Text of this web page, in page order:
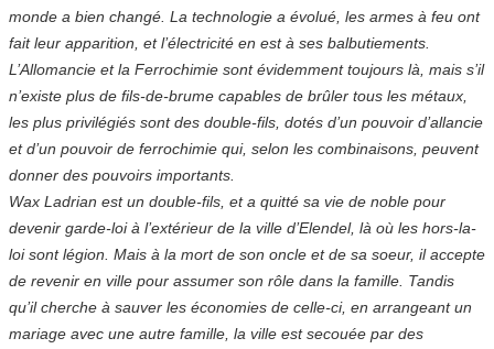
monde a bien changé. La technologie a évolué, les armes à feu ont
fait leur apparition, et l’électricité en est à ses balbutiements.
L’Allomancie et la Ferrochimie sont évidemment toujours là, mais s’il
n’existe plus de fils-de-brume capables de brûler tous les métaux,
les plus privilégiés sont des double-fils, dotés d’un pouvoir d’allancie
et d’un pouvoir de ferrochimie qui, selon les combinaisons, peuvent
donner des pouvoirs importants.
Wax Ladrian est un double-fils, et a quitté sa vie de noble pour
devenir garde-loi à l’extérieur de la ville d’Elendel, là où les hors-la-
loi sont légion. Mais à la mort de son oncle et de sa soeur, il accepte
de revenir en ville pour assumer son rôle dans la famille. Tandis
qu’il cherche à sauver les économies de celle-ci, en arrangeant un
mariage avec une autre famille, la ville est secouée par des